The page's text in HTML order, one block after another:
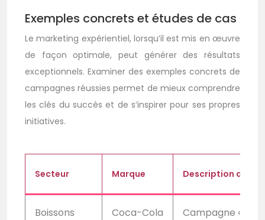
Exemples concrets et études de cas
Le marketing expérientiel, lorsqu’il est mis en œuvre
de façon optimale, peut générer des résultats
exceptionnels. Examiner des exemples concrets de
campagnes réussies permet de mieux comprendre
les clés du succès et de s’inspirer pour ses propres
initiatives.
Secteur Marque Description de
Boissons Coca-Cola Campagne «